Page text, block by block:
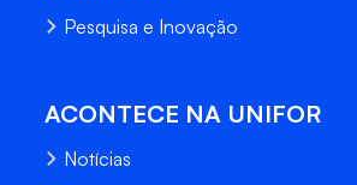
Pesquisa e Inovação
ACONTECE NA UNIFOR
Notícias